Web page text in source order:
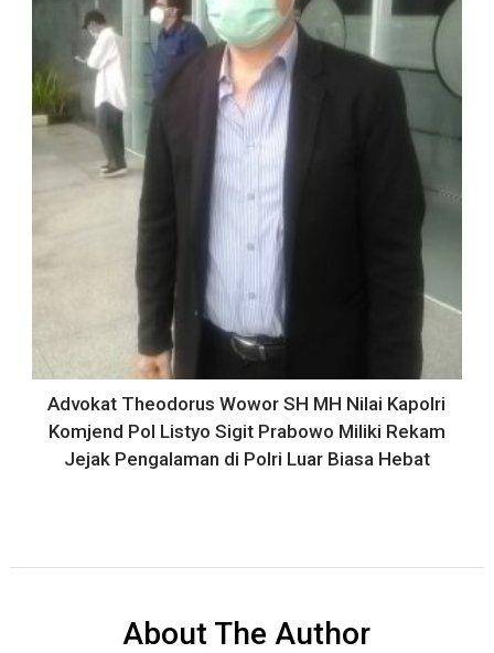
Advokat Theodorus Wowor SH MH Nilai Kapolri
Komjend Pol Listyo Sigit Prabowo Miliki Rekam
Jejak Pengalaman di Polri Luar Biasa Hebat
About The Author